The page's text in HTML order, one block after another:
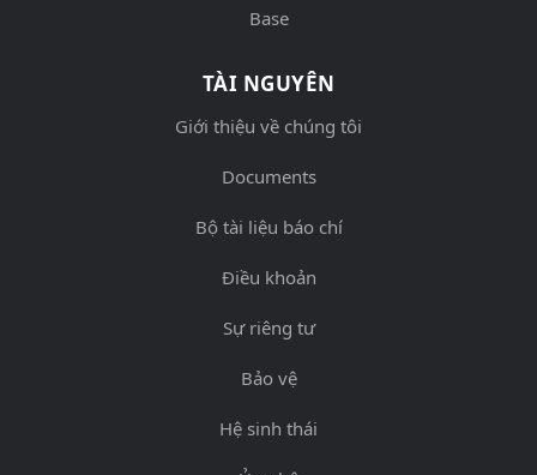
Base
TÀI NGUYÊN
Giới thiệu về chúng tôi
Documents
Bộ tài liệu báo chí
Điều khoản
Sự riêng tư
Bảo vệ
Hệ sinh thái